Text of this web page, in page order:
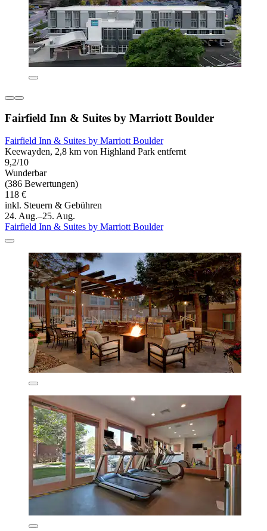
Fairfield Inn & Suites by Marriott Boulder
Fairfield Inn & Suites by Marriott Boulder
Keewayden, 2,8 km von Highland Park entfernt
9,2/10
Wunderbar
(386 Bewertungen)
118 €
inkl. Steuern & Gebühren
24. Aug.–25. Aug.
Fairfield Inn & Suites by Marriott Boulder